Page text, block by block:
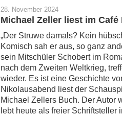
28. November 2024
Michael Zeller liest im Café
„Der Struwe damals? Kein
Komisch sah er aus, so ganz
sein Mitschüler Schobert im
nach dem Zweiten Weltkrieg,
wieder. Es ist eine Geschichte
Nikolausabend liest der
Michael Zellers Buch. Der Autor
lebt heute als freier